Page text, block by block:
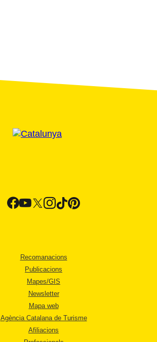
Recomanacions
Publicacions
Mapes/GIS
Newsletter
Mapa web
Agència Catalana de Turisme
Afiliacions